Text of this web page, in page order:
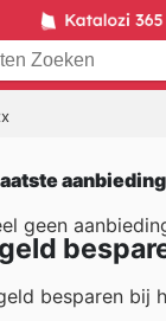
geen
besparen bij